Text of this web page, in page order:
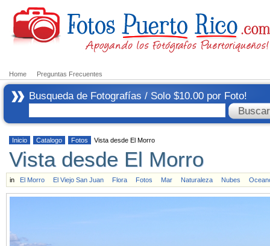
Home Preguntas Frecuentes
Busqueda de Fotografías / Solo $10.00 por Foto!
Inicio Catalogo Fotos Vista desde El Morro
Vista desde El Morro
in El Morro El Viejo San Juan Flora Fotos Mar Naturaleza Nubes